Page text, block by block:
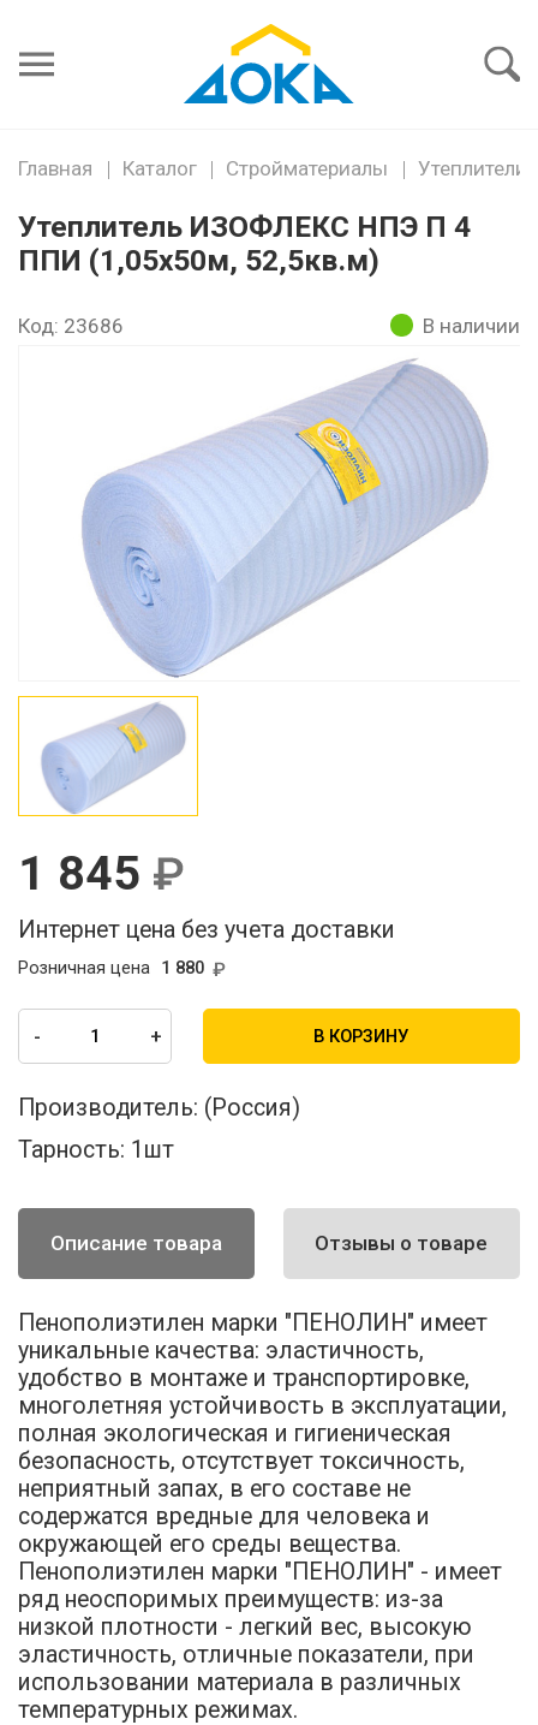
пароль
Главная Каталог Стройматериалы Утеплители
Утеплитель ИЗОФЛЕКС НПЭ П 4
ППИ (1,05х50м, 52,5кв.м)
Код: 23686 В наличии
1 845
Интернет цена без учета доставки
1 880
Розничная цена
- + В КОРЗИНУ
Производитель: (Россия)
Тарность: 1шт
Описание товара Отзывы о товаре
Пенополиэтилен марки "ПЕНОЛИН" имеет
уникальные качества: эластичность,
удобство в монтаже и транспортировке,
многолетняя устойчивость в эксплуатации,
полная экологическая и гигиеническая
безопасность, отсутствует токсичность,
неприятный запах, в его составе не
содержатся вредные для человека и
окружающей его среды вещества.
Пенополиэтилен марки "ПЕНОЛИН" - имеет
ряд неоспоримых преимуществ: из-за
низкой плотности - легкий вес, высокую
эластичность, отличные показатели, при
использовании материала в различных
температурных режимах.